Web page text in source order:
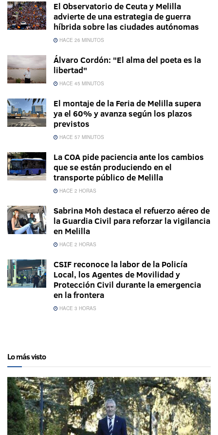
El Observatorio de Ceuta y Melilla
advierte de una estrategia de guerra
híbrida sobre las ciudades autónomas
HACE 26 MINUTOS
Álvaro Cordón: "El alma del poeta es la
libertad"
HACE 45 MINUTOS
El montaje de la Feria de Melilla supera
ya el 60% y avanza según los plazos
previstos
HACE 57 MINUTOS
La COA pide paciencia ante los cambios
que se están produciendo en el
transporte público de Melilla
HACE 2 HORAS
Sabrina Moh destaca el refuerzo aéreo de
la Guardia Civil para reforzar la vigilancia
en Melilla
HACE 2 HORAS
CSIF reconoce la labor de la Policía
Local, los Agentes de Movilidad y
Protección Civil durante la emergencia
en la frontera
HACE 3 HORAS
Lo más visto